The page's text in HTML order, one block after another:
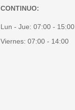
CONTINUO:
Lun - Jue:07:00 - 15:00
Viernes:07:00 - 14:00